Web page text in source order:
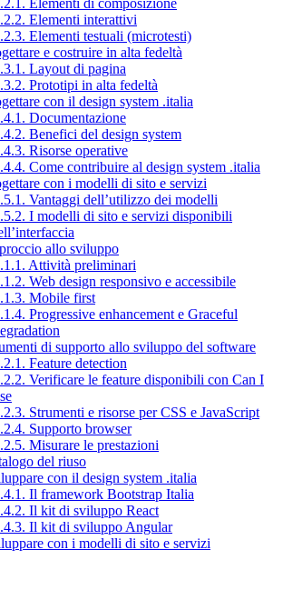
Elementi di composizione
Elementi interattivi
Elementi testuali (microtesti)
e costruire in alta fedeltà
Layout di pagina
Prototipi in alta fedeltà
con il design system .italia
Documentazione
Benefici del design system
Risorse operative
Come contribuire al design system .italia
con i modelli di sito e servizi
Vantaggi dell’utilizzo dei modelli
I modelli di sito e servizi disponibili
allo sviluppo
Attività preliminari
Web design responsivo e accessibile
Mobile first
Progressive enhancement e Graceful
di supporto allo sviluppo del software
Feature detection
Verificare le feature disponibili con Can I
Strumenti e risorse per CSS e JavaScript
Supporto browser
Misurare le prestazioni
del riuso
con il design system .italia
Il framework Bootstrap Italia
Il kit di sviluppo React
Il kit di sviluppo Angular
con i modelli di sito e servizi